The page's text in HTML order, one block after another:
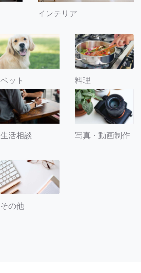
インテリア
ペット 料理
生活相談 写真・動画制作
その他